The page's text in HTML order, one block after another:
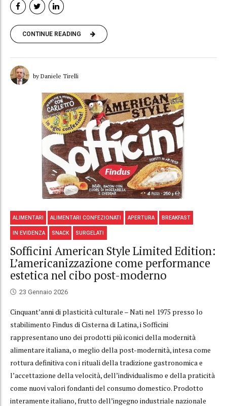
CONTINUE READING
by Daniele Tirelli
ALIMENTARI ALIMENTARI CONFEZIONATI APERTURA BREAKFAST
IN EVIDENZA SNACK SURGELATI
Sofficini American Style Limited Edition:
L’americanizzazione come performance
estetica nel cibo post-moderno
23 Gennaio 2026
Cinquant’anni di plasticità culturale – Nati nel 1975 presso lo
stabilimento Findus di Cisterna di Latina, i Sofficini
rappresentano uno dei prodotti più iconici della modernità
alimentare italiana, o meglio della post-modernità, intesa come
rottura definitiva con i rituali della tradizione gastronomica e
l’accettazione della velocità, dell’individualismo e della praticità
come nuovi valori fondanti del consumo domestico. Prodotto
interamente italiano, frutto dell’ingegno industriale nazionale